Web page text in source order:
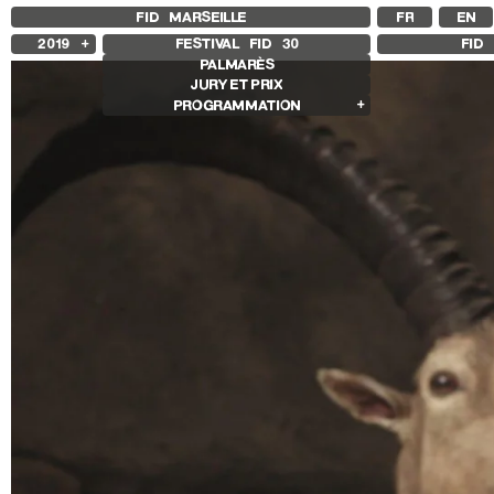
FID MARSEILLE FR EN
2019 FESTIVAL FID 30
PALMARÈS
JURY ET PRIX
PROGRAMMATION
Compétition Française
Compétition Premier Film
FID